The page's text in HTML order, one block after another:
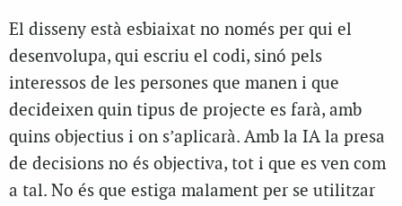
El disseny està esbiaixat no només per qui el
desenvolupa, qui escriu el codi, sinó pels
interessos de les persones que manen i que
decideixen quin tipus de projecte es farà, amb
quins objectius i on s’aplicarà. Amb la IA la presa
de decisions no és objectiva, tot i que es ven com
a tal. No és que estiga malament per se utilitzar